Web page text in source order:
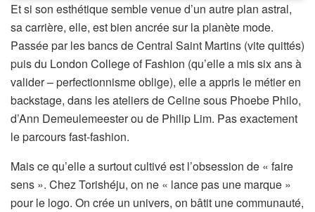
Et si son esthétique semble venue d’un autre plan astral,
sa carrière, elle, est bien ancrée sur la planète mode.
Passée par les bancs de Central Saint Martins (vite quittés)
puis du London College of Fashion (qu’elle a mis six ans à
valider – perfectionnisme oblige), elle a appris le métier en
backstage, dans les ateliers de Celine sous Phoebe Philo,
d’Ann Demeulemeester ou de Philip Lim. Pas exactement
le parcours fast-fashion.
Mais ce qu’elle a surtout cultivé est l’obsession de « faire
sens ». Chez Torishéju, on ne « lance pas une marque »
pour le logo. On crée un univers, on bâtit une communauté,